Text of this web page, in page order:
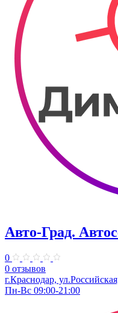
Авто-Град.
0
0 отзывов
г.Краснодар,
Пн-Вс 09:00-21:00